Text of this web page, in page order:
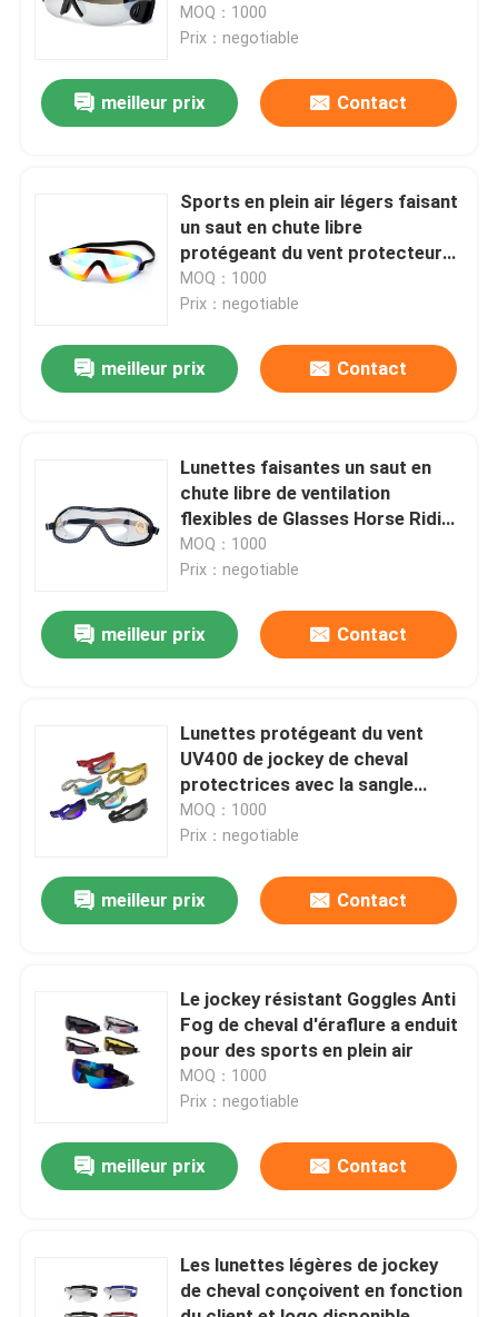
Au sujet de nous
Visite d'usine
Nouvelles
Demandez une citation
Lunettes de verres de sûreté
de lunettes de brouillard
MOQ：1000
Prix：negotiable
meilleur prix Contact
Sports en plein air légers faisant
un saut en chute libre
protégeant du vent protecteur
UV de lunettes
MOQ：1000
Prix：negotiable
meilleur prix Contact
Lunettes faisantes un saut en
chute libre de ventilation
flexibles de Glasses Horse Riding
de jockey
MOQ：1000
Prix：negotiable
meilleur prix Contact
Lunettes protégeant du vent
UV400 de jockey de cheval
protectrices avec la sangle
réglable
MOQ：1000
Prix：negotiable
meilleur prix Contact
Le jockey résistant Goggles Anti
Fog de cheval d'éraflure a enduit
pour des sports en plein air
MOQ：1000
Prix：negotiable
meilleur prix Contact
Les lunettes légères de jockey
de cheval conçoivent en fonction